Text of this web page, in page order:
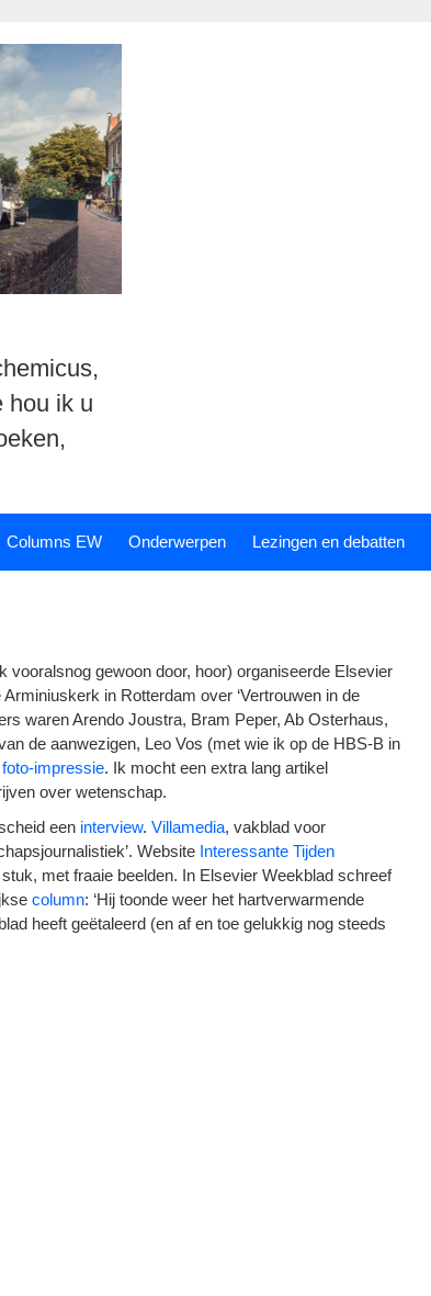
hou ik u
Columns EW Onderwerpen Lezingen en debatten
vooralsnog gewoon door, hoor) organiseerde Elsevier
in Rotterdam over ‘Vertrouwen in de
waren Arendo Joustra, Bram Peper, Ab Osterhaus,
de aanwezigen, Leo Vos (met wie ik op de HBS-B in
foto-impressie. Ik mocht een extra lang artikel
over wetenschap.
een interview. Villamedia, vakblad voor
Website Interessante Tijden
met fraaie beelden. In Elsevier Weekblad schreef
column: ‘Hij toonde weer het hartverwarmende
heeft geëtaleerd (en af en toe gelukkig nog steeds